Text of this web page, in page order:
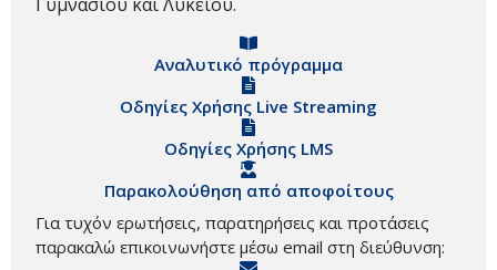
Αναλυτικό πρόγραμμα
Οδηγίες Χρήσης Live Streaming
Οδηγίες Χρήσης LMS
Παρακολούθηση από αποφοίτους
Για τυχόν ερωτήσεις, παρατηρήσεις και προτάσεις
παρακαλώ επικοινωνήστε μέσω email στη διεύθυνση: